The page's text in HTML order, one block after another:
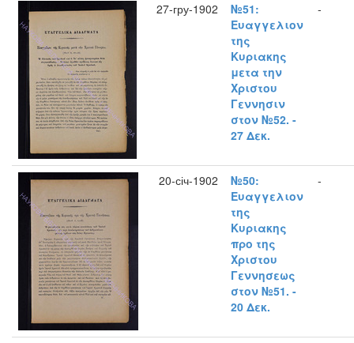
27-гру-1902
№51:
Ευαγγελιον
της
Κυριακης
μετα την
Χριστου
Γεννησιν
στον №52. -
27 Δεκ.
-
20-січ-1902
№50:
Ευαγγελιον
της
Κυριακης
προ της
Χριστου
Γεννησεως
στον №51. -
20 Δεκ.
-